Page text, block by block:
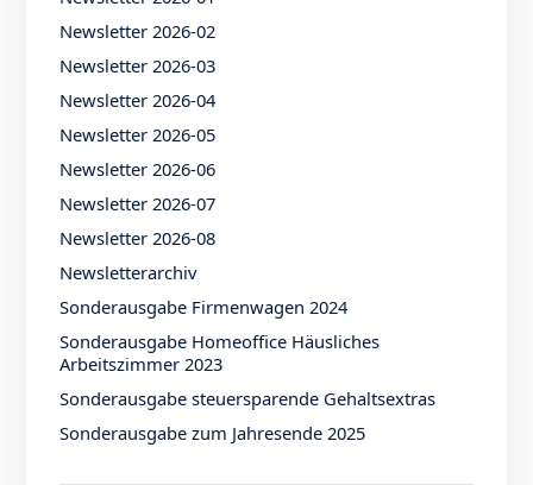
Newsletter 2026-02
Newsletter 2026-03
Newsletter 2026-04
Newsletter 2026-05
Newsletter 2026-06
Newsletter 2026-07
Newsletter 2026-08
Newsletterarchiv
Sonderausgabe Firmenwagen 2024
Sonderausgabe Homeoffice Häusliches
Arbeitszimmer 2023
Sonderausgabe steuersparende Gehaltsextras
Sonderausgabe zum Jahresende 2025